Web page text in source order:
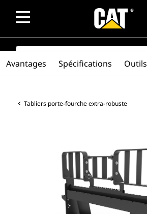
SEARCH
Tabliers porte-fourche extra-robuste
Avantages Spécifications Outils